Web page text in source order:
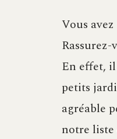
Vous
En effet, il
petits
agréable
notre liste